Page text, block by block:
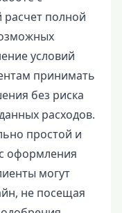
полной
условий
принимать
без риска
расходов.
простой и
оформления
могут
не посещая